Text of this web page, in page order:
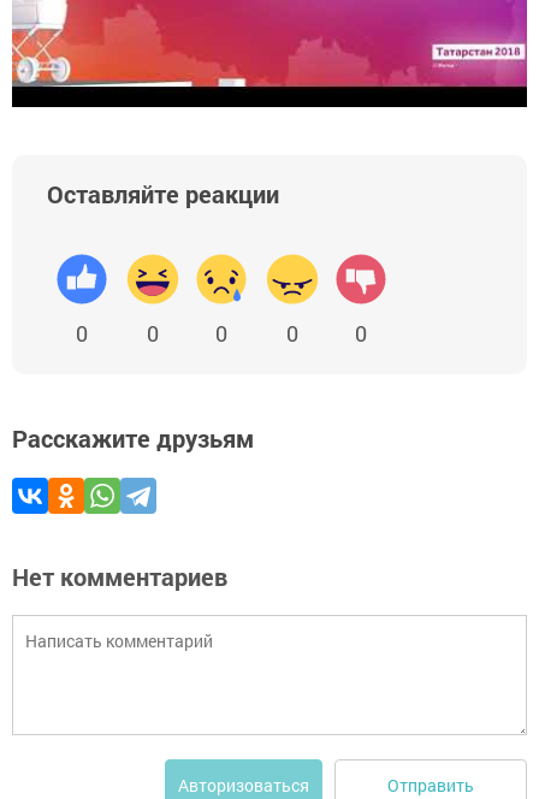
Оставляйте реакции
0 0 0 0 0
Расскажите друзьям
Нет комментариев
Авторизоваться Отправить